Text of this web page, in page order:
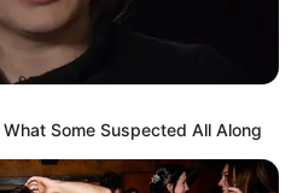
Some Suspected All Along